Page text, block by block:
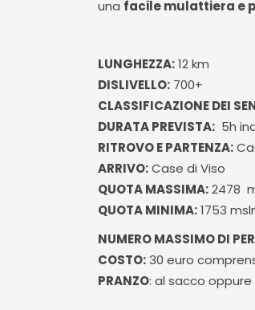
una facile mulattiera e
LUNGHEZZA:12 km
DISLIVELLO: 700+
CLASSIFICAZIONE DEI
DURATA PREVISTA: 5h
RITROVO E PARTENZA:
ARRIVO:Case di Viso
QUOTA MASSIMA:2478
QUOTA MINIMA:1753
NUMERO MASSIMO DI
COSTO:30 euro
PRANZO: al sacco oppure